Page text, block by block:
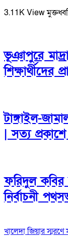
3.11K View
ভূঞাপুরে
শিক্ষার্থীদের
টাঙ্গাইল-
| সত্য
ফরিদুল কবির
নির্বাচনী
খালেদা জিয়ার